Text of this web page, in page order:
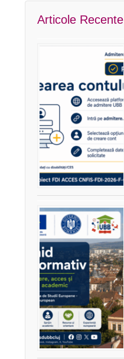
Articole Recente